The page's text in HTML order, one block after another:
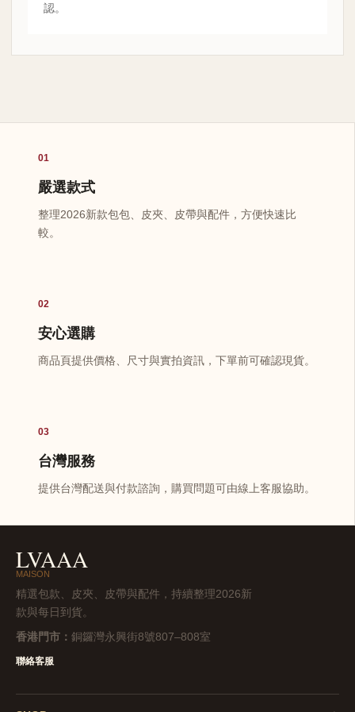
認。
01
嚴選款式
整理2026新款包包、皮夾、皮帶與配件，方便快速比
較。
02
安心選購
商品頁提供價格、尺寸與實拍資訊，下單前可確認現貨。
03
台灣服務
提供台灣配送與付款諮詢，購買問題可由線上客服協助。
LVAAA
MAISON
精選包款、皮夾、皮帶與配件，持續整理2026新
款與每日到貨。
香港門市： 銅鑼灣永興街8號807–808室
聯絡客服